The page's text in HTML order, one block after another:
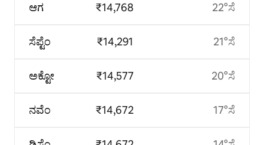
ಆಗ
ಸೆಪ್ಟೆಂ
ಅಕ್ಟೋ
ನವೆಂ
₹14,768
₹14,291
₹14,577
₹14,672
22°ಸೆ
21°ಸೆ
20°ಸೆ
17°ಸೆ